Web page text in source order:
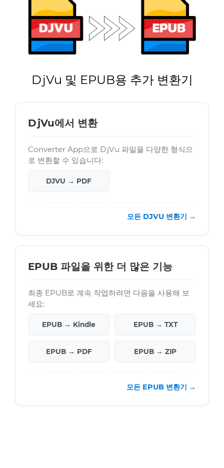
DjVu 및 EPUB용 추가 변환기
DjVu에서 변환
Converter App으로 DjVu 파일을 다양한 형식으
로 변환할 수 있습니다:
DJVU → PDF
모든 DJVU 변환기 →
EPUB 파일을 위한 더 많은 기능
최종 EPUB로 계속 작업하려면 다음을 사용해 보
세요:
EPUB → Kindle EPUB → TXT
EPUB → PDF EPUB → ZIP
모든 EPUB 변환기 →